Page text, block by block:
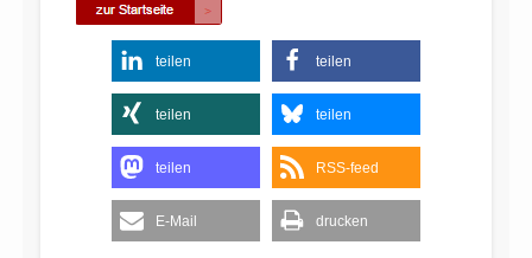
teilen teilen
teilen teilen
teilen RSS-feed
E-Mail drucken